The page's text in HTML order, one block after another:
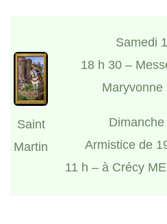
Saint
Martin
Samedi
18 h 30 –
Maryvonne
Armistice de
11 h – à Crécy